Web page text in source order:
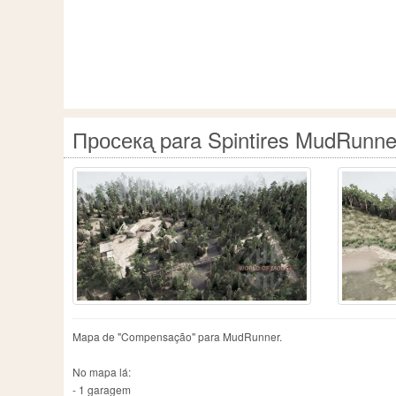
Просекᶏ para Spintires
Mapa de "Compensação" para MudRunner.
No mapa lá:
- 1 garagem